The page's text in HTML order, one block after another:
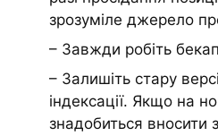
зрозуміле джерело
– Завжди робіть
– Залишіть стару
індексації. Якщо на
знадобиться вносити